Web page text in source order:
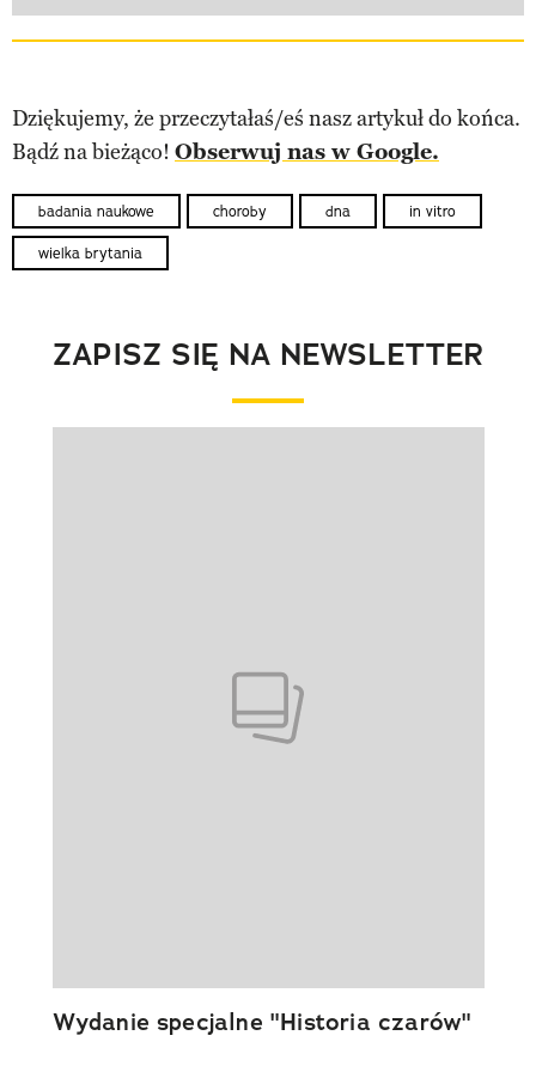
Dziękujemy, że przeczytałaś/eś nasz artykuł do końca.
Bądź na bieżąco! Obserwuj nas w Google.
badania naukowe choroby dna in vitro
wielka brytania
ZAPISZ SIĘ NA NEWSLETTER
Wydanie specjalne "Historia czarów"